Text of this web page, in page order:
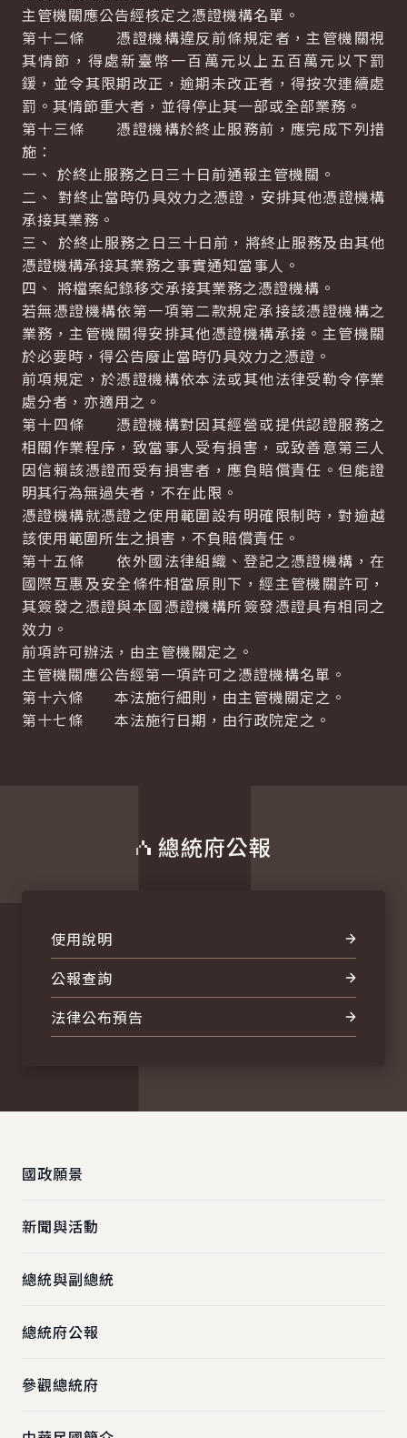
主管機關應公告經核定之憑證機構名單。
第十二條 憑證機構違反前條規定者，主管機關視
其情節，得處新臺幣一百萬元以上五百萬元以下罰
鍰，並令其限期改正，逾期未改正者，得按次連續處
罰。其情節重大者，並得停止其一部或全部業務。
第十三條 憑證機構於終止服務前，應完成下列措
施：
一、 於終止服務之日三十日前通報主管機關。
二、 對終止當時仍具效力之憑證，安排其他憑證機構
承接其業務。
三、 於終止服務之日三十日前，將終止服務及由其他
憑證機構承接其業務之事實通知當事人。
四、 將檔案紀錄移交承接其業務之憑證機構。
若無憑證機構依第一項第二款規定承接該憑證機構之
業務，主管機關得安排其他憑證機構承接。主管機關
於必要時，得公告廢止當時仍具效力之憑證。
前項規定，於憑證機構依本法或其他法律受勒令停業
處分者，亦適用之。
第十四條 憑證機構對因其經營或提供認證服務之
相關作業程序，致當事人受有損害，或致善意第三人
因信賴該憑證而受有損害者，應負賠償責任。但能證
明其行為無過失者，不在此限。
憑證機構就憑證之使用範圍設有明確限制時，對逾越
該使用範圍所生之損害，不負賠償責任。
第十五條 依外國法律組織、登記之憑證機構，在
國際互惠及安全條件相當原則下，經主管機關許可，
其簽發之憑證與本國憑證機構所簽發憑證具有相同之
效力。
前項許可辦法，由主管機關定之。
主管機關應公告經第一項許可之憑證機構名單。
第十六條 本法施行細則，由主管機關定之。
第十七條 本法施行日期，由行政院定之。
總統府公報
使用說明
公報查詢
法律公布預告
國政願景
新聞與活動
總統與副總統
總統府公報
參觀總統府